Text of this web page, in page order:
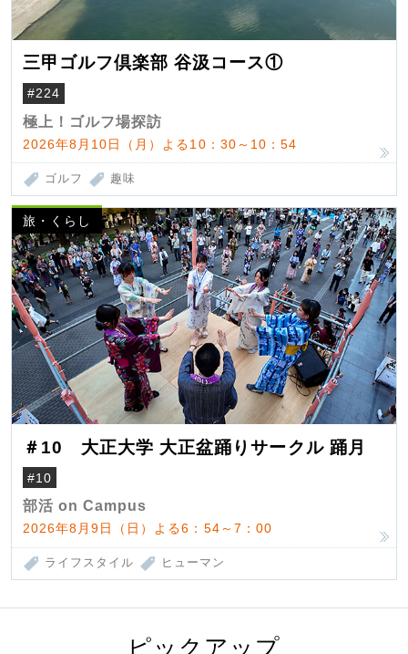
三甲ゴルフ倶楽部 谷汲コース①
#224
極上！ゴルフ場探訪
2026年8月10日（月）よる10：30～10：54
ゴルフ 趣味
旅・くらし
＃10 大正大学 大正盆踊りサークル 踊月
#10
部活 on Campus
2026年8月9日（日）よる6：54～7：00
ライフスタイル ヒューマン
ピックアップ